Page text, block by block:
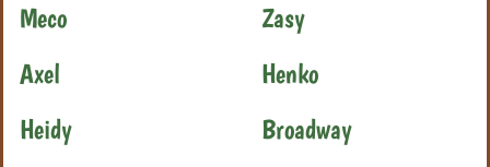
Meco
Zasy
Axel
Henko
Heidy
Broadway